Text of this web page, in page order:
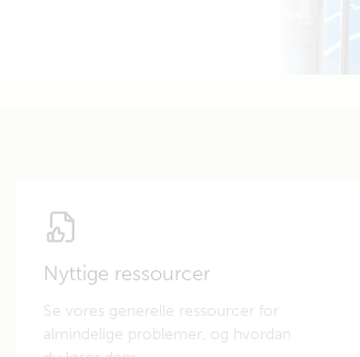
Nyttige ressourcer
Se vores generelle ressourcer for
almindelige problemer, og hvordan